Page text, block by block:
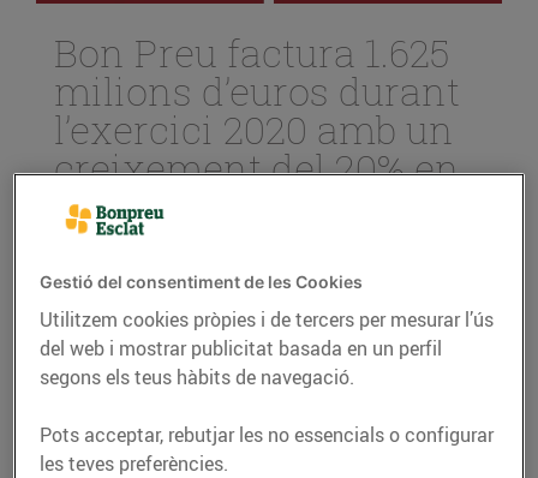
Bon Preu factura 1.625
milions d’euros durant
l’exercici 2020 amb un
creixement del 20% en
alimentació
El creixement total del Grup Bon Preu ha
estat d’un 9% respecte l’any anterior.
Amb una inversió de 140 milions d’euros,
establiments, més de 30 reformes i la
posada en marxa de la comercialitzadora
Gestió del consentiment de les Cookies
Utilitzem cookies pròpies i de tercers per mesurar l’ús
del web i mostrar publicitat basada en un perfil
segons els teus hàbits de navegació.
Pots acceptar, rebutjar les no essencials o configurar
les teves preferències.